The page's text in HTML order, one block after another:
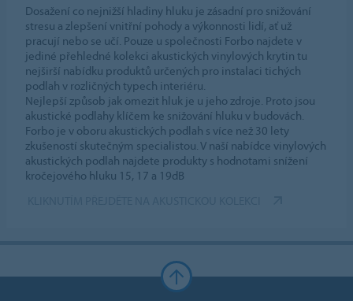
Dosažení co nejnižší hladiny hluku je zásadní pro snižování
stresu a zlepšení vnitřní pohody a výkonnosti lidí, ať už
pracují nebo se učí. Pouze u společnosti Forbo najdete v
jediné přehledné kolekci akustických vinylových krytin tu
nejširší nabídku produktů určených pro instalaci tichých
podlah v rozličných typech interiéru.
Nejlepší způsob jak omezit hluk je u jeho zdroje. Proto jsou
akustické podlahy klíčem ke snižování hluku v budovách.
Forbo je v oboru akustických podlah s více než 30 lety
zkušeností skutečným specialistou. V naší nabídce vinylových
akustických podlah najdete produkty s hodnotami snížení
kročejového hluku 15, 17 a 19dB